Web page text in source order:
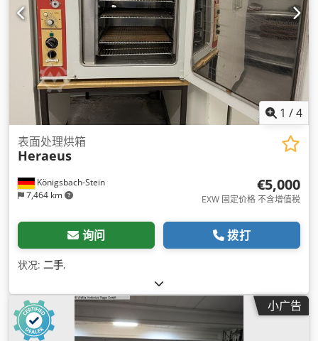
1 /4
Königsbach-Stein
7,464 km
表面处理烘箱
Heraeus
€5,000
EXW 固定价格 不含增值税
询问 拨打
状况: 二手,
小广告